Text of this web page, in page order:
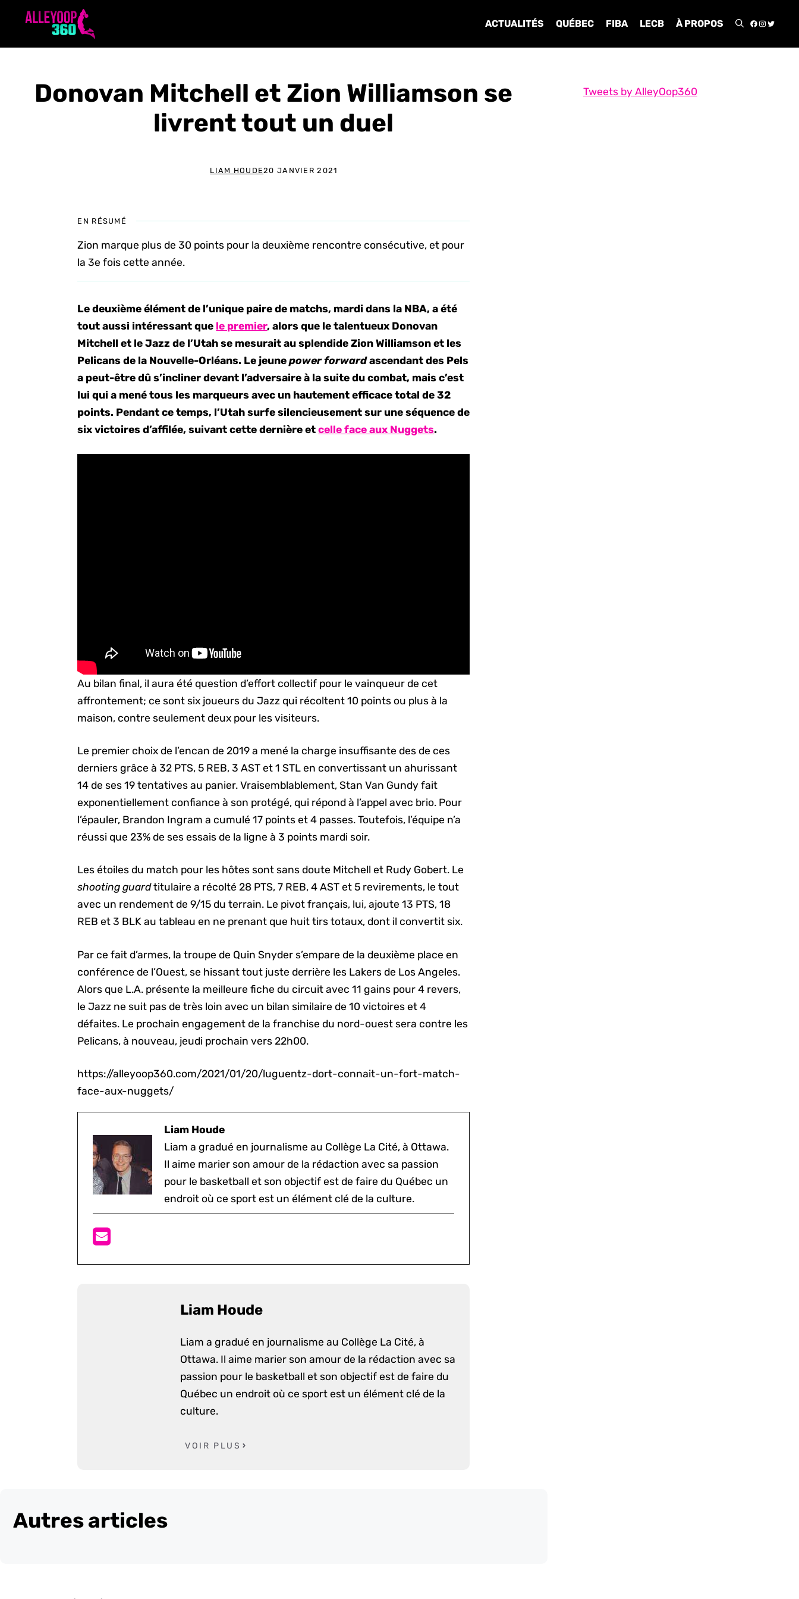
ACTUALITÉS QUÉBEC FIBA LECB À PROPOS
Donovan Mitchell et Zion Williamson se
livrent tout un duel
LIAM HOUDE20 JANVIER 2021
EN RÉSUMÉ
Zion marque plus de 30 points pour la deuxième rencontre consécutive, et pour
la 3e fois cette année.
Le deuxième élément de l’unique paire de matchs, mardi dans la NBA, a été
tout aussi intéressant que le premier, alors que le talentueux Donovan
Mitchell et le Jazz de l’Utah se mesurait au splendide Zion Williamson et les
Pelicans de la Nouvelle-Orléans. Le jeunepower forwardascendant des Pels
a peut-être dû s’incliner devant l’adversaire à la suite du combat, mais c’est
lui qui a mené tous les marqueurs avec un hautement efficace total de 32
points. Pendant ce temps, l’Utah surfe silencieusement sur une séquence de
six victoires d’affilée, suivant cette dernière etcelle face aux Nuggets.
Au bilan final, il aura été question d’effort collectif pour le vainqueur de cet
affrontement; ce sont six joueurs du Jazz qui récoltent 10 points ou plus à la
maison, contre seulement deux pour les visiteurs.
Le premier choix de l’encan de 2019 a mené la charge insuffisante des de ces
derniers grâce à 32 PTS, 5 REB, 3 AST et 1 STL en convertissant un ahurissant
14 de ses 19 tentatives au panier. Vraisemblablement, Stan Van Gundy fait
exponentiellement confiance à son protégé, qui répond à l’appel avec brio. Pour
l’épauler, Brandon Ingram a cumulé 17 points et 4 passes. Toutefois, l’équipe n’a
réussi que 23% de ses essais de la ligne à 3 points mardi soir.
Les étoiles du match pour les hôtes sont sans doute Mitchell et Rudy Gobert. Le
shooting guardtitulaire a récolté 28 PTS, 7 REB, 4 AST et 5 revirements, le tout
avec un rendement de 9/15 du terrain. Le pivot français, lui, ajoute 13 PTS, 18
REB et 3 BLK au tableau en ne prenant que huit tirs totaux, dont il convertit six.
Par ce fait d’armes, la troupe de Quin Snyder s’empare de la deuxième place en
conférence de l’Ouest, se hissant tout juste derrière les Lakers de Los Angeles.
Alors que L.A. présente la meilleure fiche du circuit avec 11 gains pour 4 revers,
le Jazz ne suit pas de très loin avec un bilan similaire de 10 victoires et 4
défaites. Le prochain engagement de la franchise du nord-ouest sera contre les
Pelicans, à nouveau, jeudi prochain vers 22h00.
https://alleyoop360.com/2021/01/20/luguentz-dort-connait-un-fort-match-
face-aux-nuggets/
Liam Houde
Liam a gradué en journalisme au Collège La Cité, à Ottawa.
Il aime marier son amour de la rédaction avec sa passion
pour le basketball et son objectif est de faire du Québec un
endroit où ce sport est un élément clé de la culture.
Liam Houde
Liam a gradué en journalisme au Collège La Cité, à
Ottawa. Il aime marier son amour de la rédaction avec sa
passion pour le basketball et son objectif est de faire du
Québec un endroit où ce sport est un élément clé de la
culture.
VOIR PLUS
Autres articles
Tweets by AlleyOop360